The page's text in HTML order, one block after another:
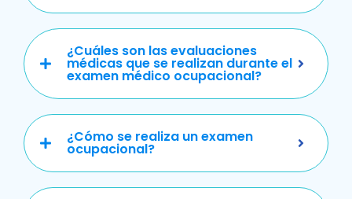
¿Cuáles son las evaluaciones
médicas que se realizan durante el
examen médico ocupacional?
¿Cómo se realiza un examen
ocupacional?